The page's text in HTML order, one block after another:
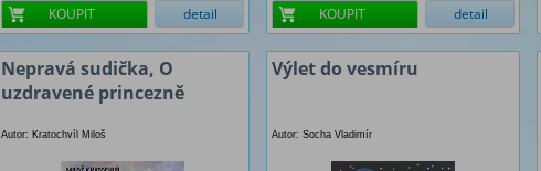
KOUPIT detail KOUPIT detail
Nepravá sudička, O
uzdravené princezně
Autor: Kratochvíl Miloš
Výlet do vesmíru
Autor: Socha Vladimír